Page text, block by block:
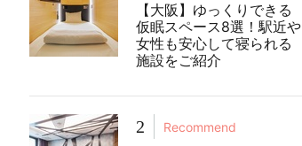
【大阪】ゆっくりできる
仮眠スペース8選！駅近や
女性も安心して寝られる
施設をご紹介
2 Recommend